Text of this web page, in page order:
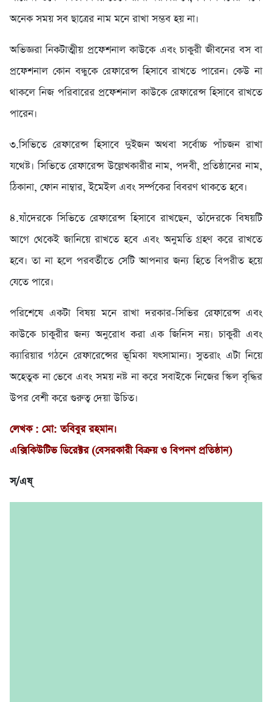
অনেক সময় সব ছাত্রের নাম মনে রাখা সম্ভব হয় না।
অভিজ্ঞরা নিকটাত্মীয় প্রফেশনাল কাউকে এবং চাকুরী জীবনের বস বা
প্রফেশনাল কোন বন্ধুকে রেফারেন্স হিসাবে রাখতে পারেন। কেউ না
থাকলে নিজ পরিবারের প্রফেশনাল কাউকে রেফারেন্স হিসাবে রাখতে
পারেন।
৩.সিভিতে রেফারেন্স হিসাবে দুইজন অথবা সর্বোচ্চ পাঁচজন রাখা
যথেষ্ট। সিভিতে রেফারেন্স উল্লেখকারীর নাম, পদবী, প্রতিষ্ঠানের নাম,
ঠিকানা, ফোন নাম্বার, ইমেইল এবং সর্ম্পকের বিবরণ থাকতে হবে।
৪.যাঁদেরকে সিভিতে রেফারেন্স হিসাবে রাখছেন, তাঁদেরকে বিষয়টি
আগে থেকেই জানিয়ে রাখতে হবে এবং অনুমতি গ্রহণ করে রাখতে
হবে। তা না হলে পরবর্তীতে সেটি আপনার জন্য হিতে বিপরীত হয়ে
যেতে পারে।
পরিশেষে একটা বিষয় মনে রাখা দরকার-সিভির রেফারেন্স এবং
কাউকে চাকুরীর জন্য অনুরোধ করা এক জিনিস নয়। চাকুরী এবং
ক্যারিয়ার গঠনে রেফারেন্সের ভূমিকা যৎসামান্য। সুতরাং এটা নিয়ে
অহেতুক না ভেবে এবং সময় নষ্ট না করে সবাইকে নিজের স্কিল বৃদ্ধির
উপর বেশী করে গুরুত্ব দেয়া উচিত।
লেখক : মো: তবিবুর রহমান।
এক্সিকিউটিভ ডিরেক্টর (বেসরকারী বিক্রয় ও বিপনণ প্রতিষ্ঠান)
স/এষ্